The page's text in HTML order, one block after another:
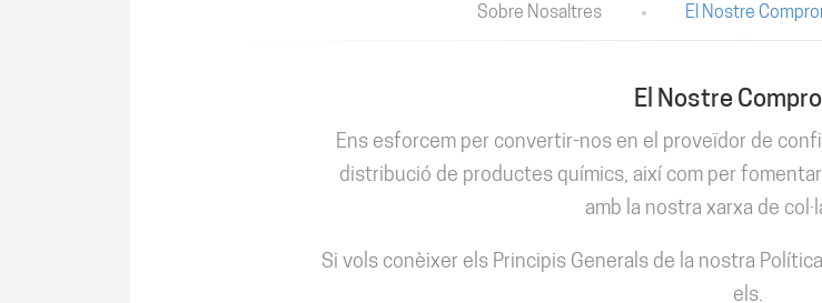
Sobre Nosaltres El Nostre
El Nostre
Ens esforcem per convertir-nos en el proveïdor de
distribució de productes químics, així com per
amb la nostra xarxa de
Si vols conèixer els Principis Generals de la nostra
els.